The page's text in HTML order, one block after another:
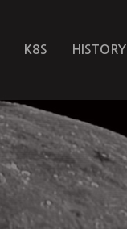
K8S HISTORY